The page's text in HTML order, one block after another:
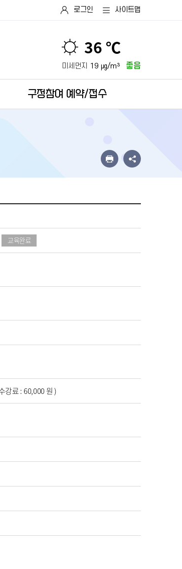
로그인 사이트맵
36 ℃
미세먼지 19 ㎍/m³ 좋음
구정참여 예약/접수
교육완료
강료 : 60,000 원 )